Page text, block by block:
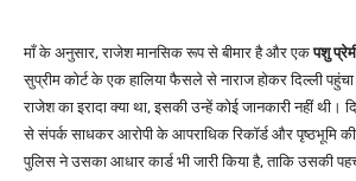
माँ के अनुसार, राजेश मानसिक रूप से बीमार है और एकपशु
सुप्रीम कोर्ट के एक हालिया फैसले से नाराज होकर दिल्ली
राजेश का इरादा क्या था, इसकी उन्हें कोई जानकारी नहीं थी।
से संपर्क साधकर आरोपी के आपराधिक रिकॉर्ड और पृष्ठभूमि
पुलिस ने उसका आधार कार्ड भी जारी किया है, ताकि उसकी